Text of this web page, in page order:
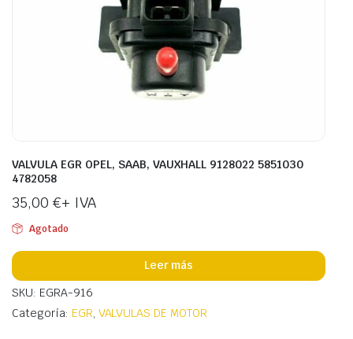
VALVULA EGR OPEL, SAAB, VAUXHALL 9128022 5851030
4782058
35,00 €+ IVA
Agotado
Leer más
SKU: EGRA-916
Categoría: EGR, VALVULAS DE MOTOR